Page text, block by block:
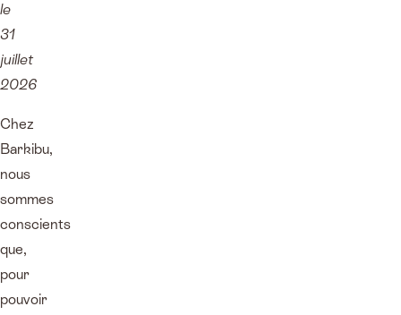
le
31
juillet
2026
Chez
Barkibu,
nous
sommes
conscients
que,
pour
pouvoir